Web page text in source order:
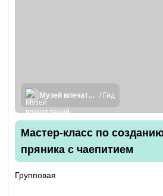
Музей впечатлений в Туле / Гид
Мастер-класс по
пряника с чаепитием
Групповая